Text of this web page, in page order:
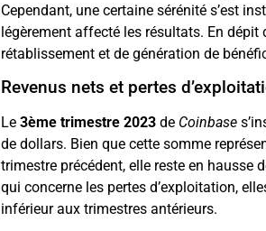
Cependant, une certaine sérénité s’est
légèrement affecté les résultats. En dépit
rétablissement et de génération de
Revenus nets et pertes
Le 3ème trimestre 2023de Coinbase
de dollars. Bien que cette somme
trimestre précédent, elle reste en hausse
qui concerne les pertes d’exploitation,
inférieur aux trimestres antérieurs.